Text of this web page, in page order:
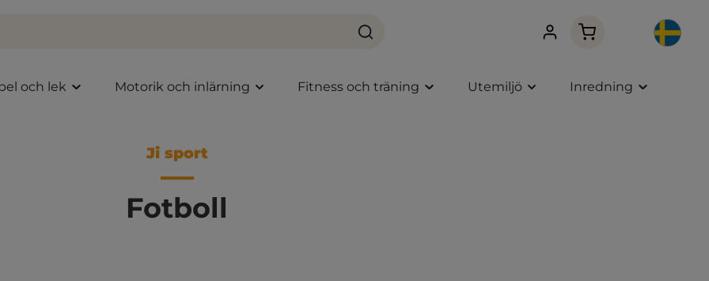
Varukorgen
och lek Motorik och inlärning Fitness och träning Utemiljö Inredning
Ji sport
Fotboll